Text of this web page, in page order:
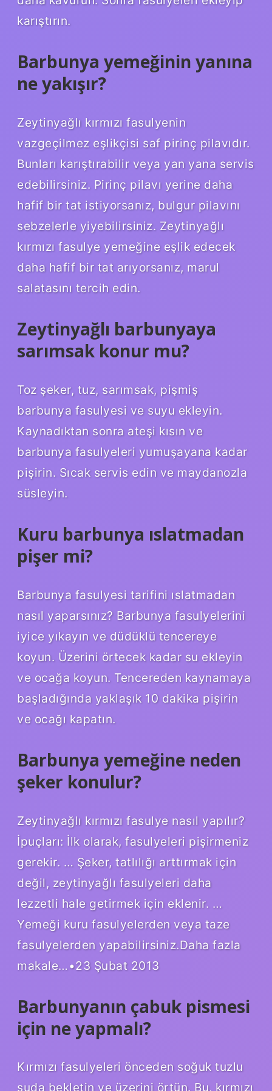
karıştırın.
Barbunya yemeğinin yanına
ne yakışır?
Zeytinyağlı kırmızı fasulyenin
vazgeçilmez eşlikçisi saf pirinç pilavıdır.
Bunları karıştırabilir veya yan yana servis
edebilirsiniz. Pirinç pilavı yerine daha
hafif bir tat istiyorsanız, bulgur pilavını
sebzelerle yiyebilirsiniz. Zeytinyağlı
kırmızı fasulye yemeğine eşlik edecek
daha hafif bir tat arıyorsanız, marul
salatasını tercih edin.
Zeytinyağlı barbunyaya
sarımsak konur mu?
Toz şeker, tuz, sarımsak, pişmiş
barbunya fasulyesi ve suyu ekleyin.
Kaynadıktan sonra ateşi kısın ve
barbunya fasulyeleri yumuşayana kadar
pişirin. Sıcak servis edin ve maydanozla
süsleyin.
Kuru barbunya ıslatmadan
pişer mi?
Barbunya fasulyesi tarifini ıslatmadan
nasıl yaparsınız? Barbunya fasulyelerini
iyice yıkayın ve düdüklü tencereye
koyun. Üzerini örtecek kadar su ekleyin
ve ocağa koyun. Tencereden kaynamaya
başladığında yaklaşık 10 dakika pişirin
ve ocağı kapatın.
Barbunya yemeğine neden
şeker konulur?
Zeytinyağlı kırmızı fasulye nasıl yapılır?
İpuçları: İlk olarak, fasulyeleri pişirmeniz
gerekir. … Şeker, tatlılığı arttırmak için
değil, zeytinyağlı fasulyeleri daha
lezzetli hale getirmek için eklenir. …
Yemeği kuru fasulyelerden veya taze
fasulyelerden yapabilirsiniz.Daha fazla
makale…•23 Şubat 2013
Barbunyanın çabuk pismesi
için ne yapmalı?
Kırmızı fasulyeleri önceden soğuk tuzlu
suda bekletin ve üzerini örtün. Bu, kırmızı